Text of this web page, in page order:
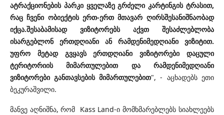
ატრაქციონების პარკი ყველაზე გრძელი კარტინგის ტრასით,
რაც ჩვენი ობიექტის ერთ-ერთ მთავარ ღირსშესანიშნაობად
იქცა.შესაბამისად ვიზიტორებს აქვთ შესაძლებლობა
ისარგებლონ ერთდღიანი ან რამდენიმედღიანი ვიზიტით.
უფრო მეტად გვყავს ერთდღიანი ვიზიტორები დაცული
ტერიტორიის მიმართულებით და რამდენიმედღიანი
ვიზიტორები განთავსების მიმართულებით", - აცხადებს ეთი
ბეკურაშვილი.
მანვე აღნიშნა, რომ Kass Land-ი მომხმარებლებს სიახლეებს